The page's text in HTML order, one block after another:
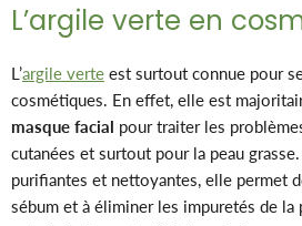
L’argile verte en
L’argile verte est surtout connue pour
cosmétiques. En effet, elle est
masque facial pour traiter les
cutanées et surtout pour la peau
purifiantes et nettoyantes, elle permet
sébum et à éliminer les impuretés de la